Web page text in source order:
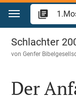
Zum Inhalt springen
1.Mose 1
Schlachter
vonGenfer
Der